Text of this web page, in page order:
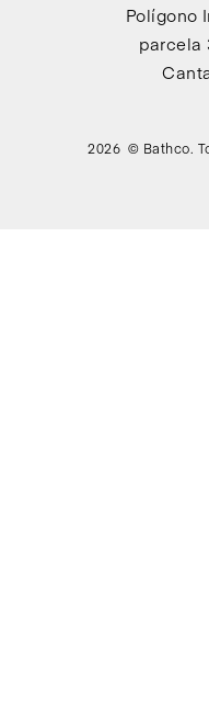
Polígono
parcela
2026 © Bathco.